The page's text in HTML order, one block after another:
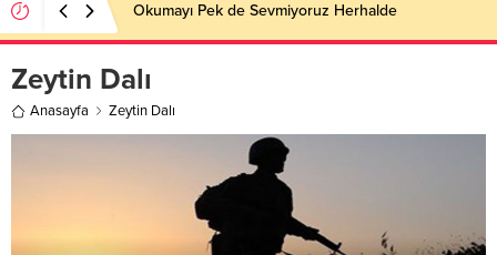
Okumayı Pek de Sevmiyoruz Herhalde
Zeytin Dalı
Anasayfa Zeytin Dalı